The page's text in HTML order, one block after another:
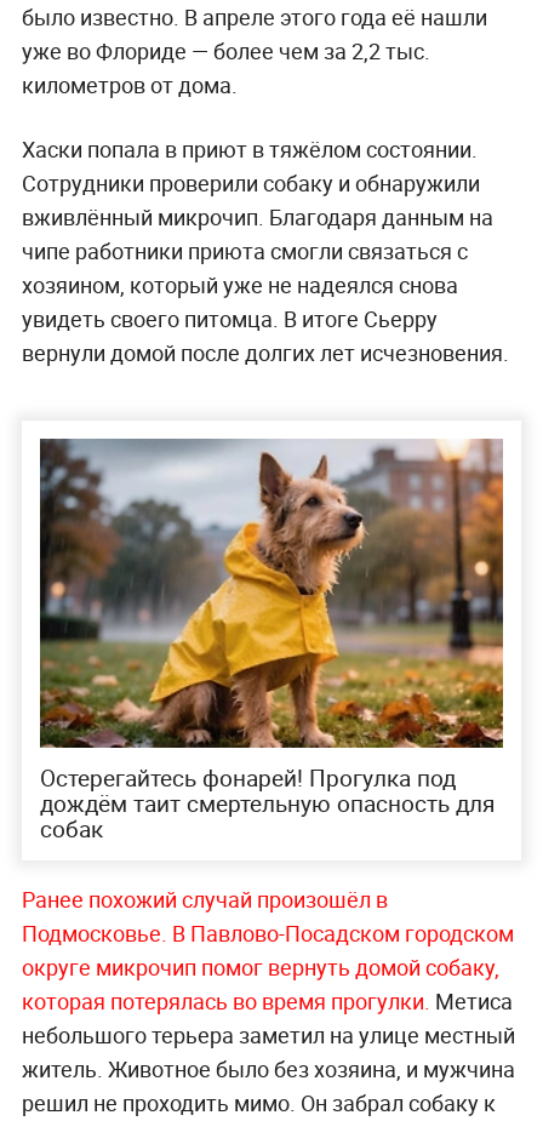
было известно. В апреле этого года её нашли
уже во Флориде — более чем за 2,2 тыс.
километров от дома.
Хаски попала в приют в тяжёлом состоянии.
Сотрудники проверили собаку и обнаружили
вживлённый микрочип. Благодаря данным на
чипе работники приюта смогли связаться с
хозяином, который уже не надеялся снова
увидеть своего питомца. В итоге Сьерру
вернули домой после долгих лет исчезновения.
Остерегайтесь фонарей! Прогулка под
дождём таит смертельную опасность для
собак
Ранее похожий случай произошёл в
Подмосковье. В Павлово-Посадском городском
округе микрочип помог вернуть домой собаку,
которая потерялась во время прогулки. Метиса
небольшого терьера заметил на улице местный
житель. Животное было без хозяина, и мужчина
решил не проходить мимо. Он забрал собаку к